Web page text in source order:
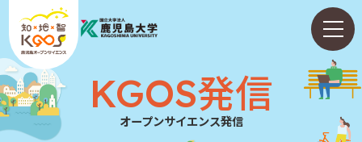
KGOS発信
オープンサイエンス発信